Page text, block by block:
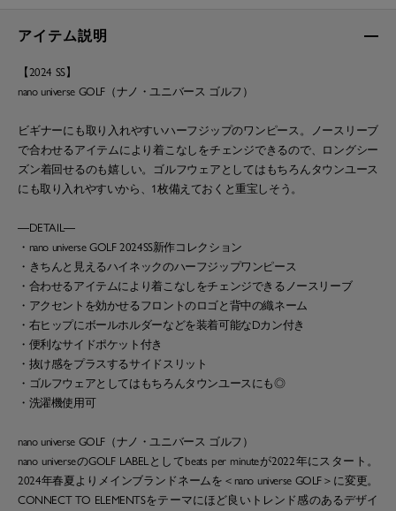
アイテム説明
【2024 SS】
nano universe GOLF（ナノ・ユニバース ゴルフ）
ビギナーにも取り入れやすいハーフジップのワンピース。ノースリーブ
で合わせるアイテムにより着こなしをチェンジできるので、ロングシー
ズン着回せるのも嬉しい。ゴルフウェアとしてはもちろんタウンユース
にも取り入れやすいから、1枚備えておくと重宝しそう。
―DETAIL―
・nano universe GOLF 2024SS新作コレクション
・きちんと見えるハイネックのハーフジップワンピース
・合わせるアイテムにより着こなしをチェンジできるノースリーブ
・アクセントを効かせるフロントのロゴと背中の織ネーム
・右ヒップにボールホルダーなどを装着可能なDカン付き
・便利なサイドポケット付き
・抜け感をプラスするサイドスリット
・ゴルフウェアとしてはもちろんタウンユースにも◎
・洗濯機使用可
nano universe GOLF（ナノ・ユニバース ゴルフ）
nano universeのGOLF LABELとしてbeats per minuteが2022年にスタート。
2024年春夏よりメインブランドネームを＜nano universe GOLF＞に変更。
CONNECT TO ELEMENTSをテーマにほど良いトレンド感のあるデザイ